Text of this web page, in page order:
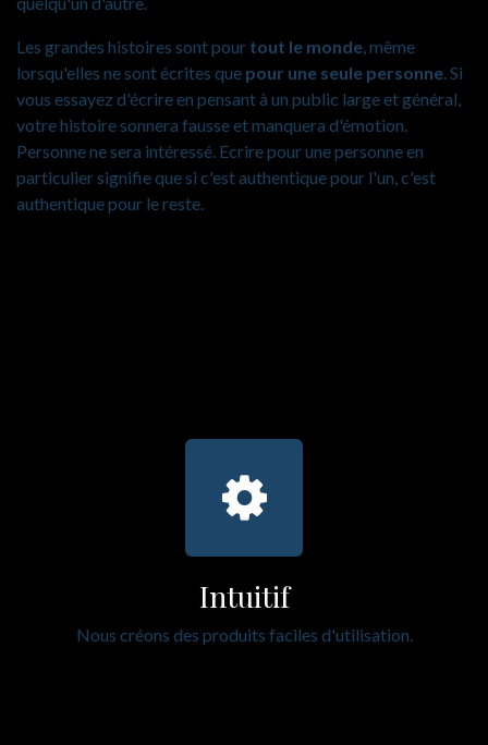
Les grandes histoires sont pour tout le monde, même
lorsqu'elles ne sont écrites que pour une seule personne. Si
vous essayez d'écrire en pensant à un public large et général,
votre histoire sonnera fausse et manquera d'émotion.
Personne ne sera intéressé. Ecrire pour une personne en
particulier signifie que si c'est authentique pour l'un, c'est
authentique pour le reste.
Intuitif
Nous créons des produits faciles d'utilisation.